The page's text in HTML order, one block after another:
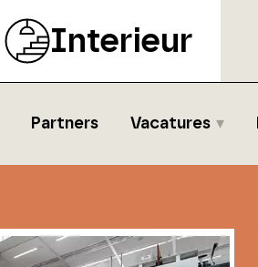
Interieur
Partners Vacatures